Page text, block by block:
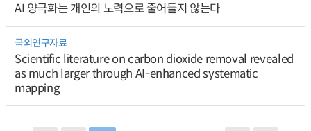
AI 양극화는 개인의 노력으로 줄어들지 않는다
국외연구자료
Scientific literature on carbon dioxide removal revealed
as much larger through AI-enhanced systematic
mapping